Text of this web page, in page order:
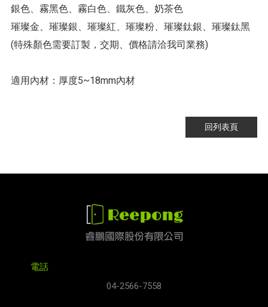
銀色、霧黑色、霧白色、鐵灰色、奶茶色
璀璨金、璀璨銀、璀璨紅、璀璨粉、璀璨鈦銀、璀璨鈦黑
(特殊顏色需要訂製，交期、價格請洽我司業務)
適用內材：厚度5~18mm內材
回列表頁
電話
04-2566-7558